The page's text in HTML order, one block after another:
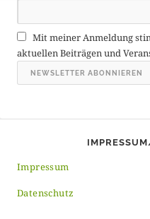
r
c
h
v
Mit meiner Anmeldung
aktuellen Beiträgen und
Impressum
Datenschutz